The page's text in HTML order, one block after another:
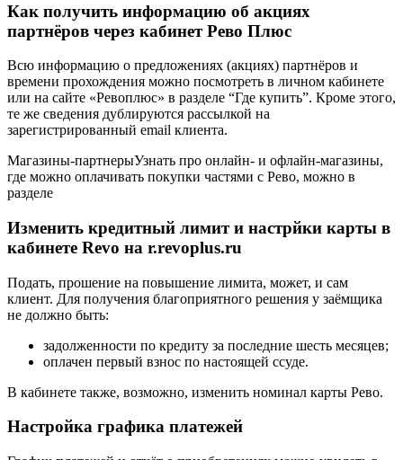
Как получить информацию об акциях
партнёров через кабинет Рево Плюс
Всю информацию о предложениях (акциях) партнёров и
времени прохождения можно посмотреть в личном кабинете
или на сайте «Ревоплюс» в разделе “Где купить”. Кроме этого,
те же сведения дублируются рассылкой на
зарегистрированный email клиента.
Магазины-партнерыУзнать про онлайн- и офлайн-магазины,
где можно оплачивать покупки частями с Рево, можно в
разделе
Изменить кредитный лимит и настрйки карты в
кабинете Revo на r.revoplus.ru
Подать, прошение на повышение лимита, может, и сам
клиент. Для получения благоприятного решения у заёмщика
не должно быть:
задолженности по кредиту за последние шесть месяцев;
оплачен первый взнос по настоящей ссуде.
В кабинете также, возможно, изменить номинал карты Рево.
Настройка графика платежей